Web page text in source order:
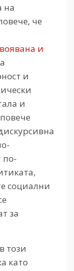
на
че
и
и
и
по-
социални
за
този
като